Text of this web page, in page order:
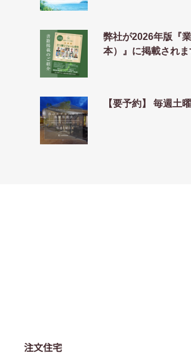
弊社が2026年版『
本）』に掲載されま
【要予約】 毎週土
注文住宅